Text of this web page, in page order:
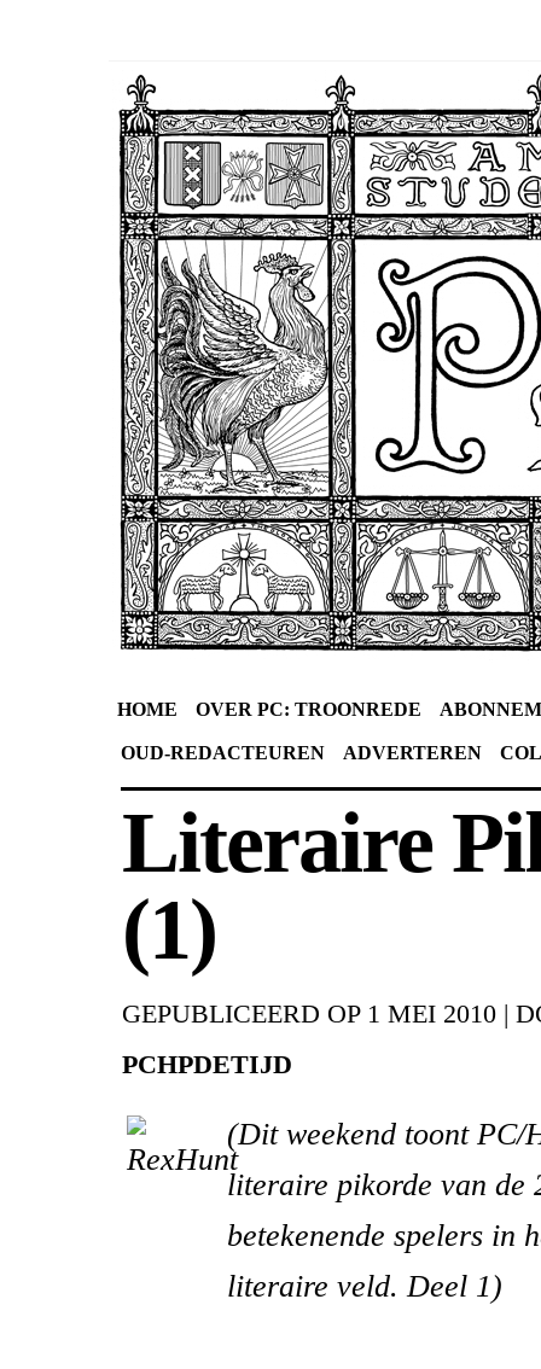
HOME OVER PC: TROONREDE
OUD-REDACTEUREN ADVERTEREN
Literaire
(1)
GEPUBLICEERD OP 1 MEI 2010 |
PCHPDETIJD
(Dit weekend toont PC/
literaire pikorde van de
betekenende spelers in
literaire veld. Deel 1)